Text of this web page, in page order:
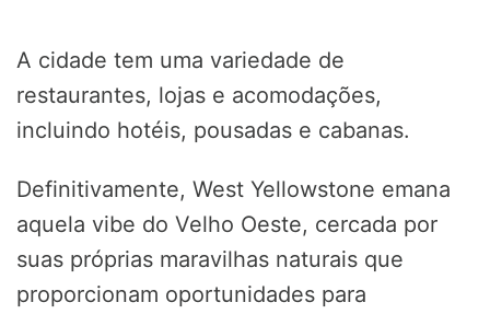
A cidade tem uma variedade de
restaurantes, lojas e acomodações,
incluindo hotéis, pousadas e cabanas.
Definitivamente, West Yellowstone emana
aquela vibe do Velho Oeste, cercada por
suas próprias maravilhas naturais que
proporcionam oportunidades para